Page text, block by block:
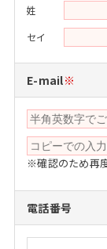
姓
セイ
E-mail※
※確認のため再
電話番号